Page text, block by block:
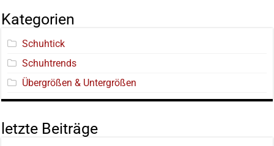
Kategorien
Schuhtick
Schuhtrends
Übergrößen & Untergrößen
letzte Beiträge